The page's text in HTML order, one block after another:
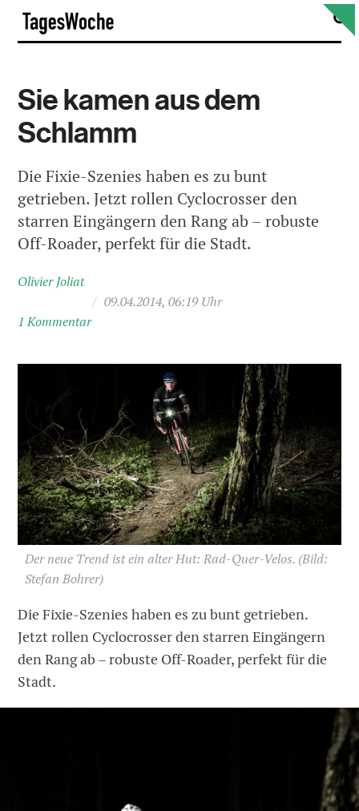
Skip
content
Sie kamen aus dem
Schlamm
Die Fixie-Szenies haben es zu bunt
getrieben. Jetzt rollen Cyclocrosser den
starren Eingängern den Rang ab – robuste
Off-Roader, perfekt für die Stadt.
Olivier Joliat
/ 09.04.2014, 06:19 Uhr
1 Kommentar
Der neue Trend ist ein alter Hut: Rad-Quer-Velos. (Bild:
Stefan Bohrer)
Die Fixie-Szenies haben es zu bunt getrieben.
Jetzt rollen Cyclocrosser den starren Eingängern
den Rang ab – robuste Off-Roader, perfekt für die
Stadt.